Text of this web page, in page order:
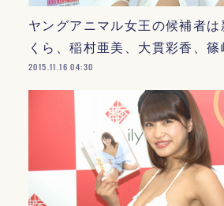
ヤングアニマル女王の候補者は
くら、稲村亜美、大貫彩香、
2015.11.16 04:30